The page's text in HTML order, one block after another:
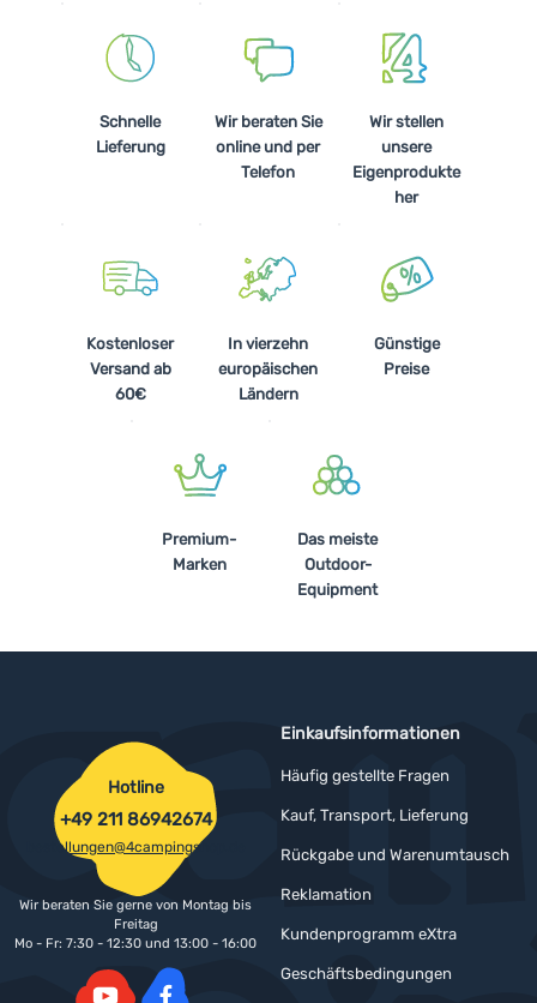
Schnelle
Lieferung
Wir beraten Sie
online und per
Telefon
Wir stellen
unsere
Eigenprodukte
her
Kostenloser
Versand ab
60€
In vierzehn
europäischen
Ländern
Günstige
Preise
Premium-
Marken
Das meiste
Outdoor-
Equipment
Einkaufsinformationen
Häufig gestellte Fragen
Kauf, Transport, Lieferung
Rückgabe und Warenumtausch
Reklamation
Kundenprogramm eXtra
Geschäftsbedingungen
Hotline
+49 211 86942674
bestellungen@4campingshop.de
Wir beraten Sie gerne von Montag bis
Freitag
Mo - Fr: 7:30 - 12:30 und 13:00 - 16:00